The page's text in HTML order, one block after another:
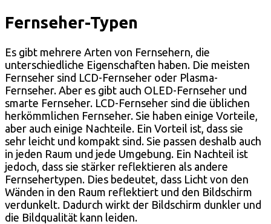
Fernseher-Typen
Es gibt mehrere Arten von Fernsehern, die
unterschiedliche Eigenschaften haben. Die meisten
Fernseher sind LCD-Fernseher oder Plasma-
Fernseher. Aber es gibt auch OLED-Fernseher und
smarte Fernseher. LCD-Fernseher sind die üblichen
herkömmlichen Fernseher. Sie haben einige Vorteile,
aber auch einige Nachteile. Ein Vorteil ist, dass sie
sehr leicht und kompakt sind. Sie passen deshalb auch
in jeden Raum und jede Umgebung. Ein Nachteil ist
jedoch, dass sie stärker reflektieren als andere
Fernsehertypen. Dies bedeutet, dass Licht von den
Wänden in den Raum reflektiert und den Bildschirm
verdunkelt. Dadurch wirkt der Bildschirm dunkler und
die Bildqualität kann leiden.